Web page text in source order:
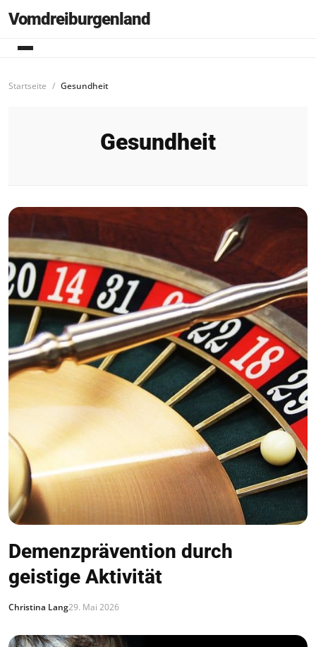
Vomdreiburgenland
Startseite Gesundheit
Gesundheit
Demenzprävention durch
geistige Aktivität
Christina Lang29. Mai 2026